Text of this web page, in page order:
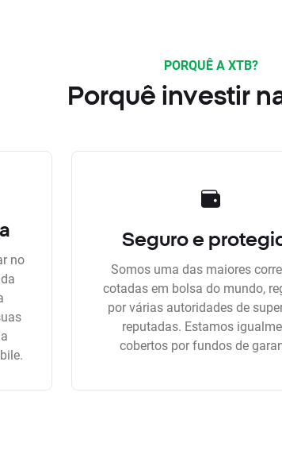
PORQUÊ A XTB?
Porquê investir
no
Seguro e
Somos uma das maiores
cotadas em bolsa do mundo,
por várias autoridades de
reputadas. Estamos
cobertos por fundos de